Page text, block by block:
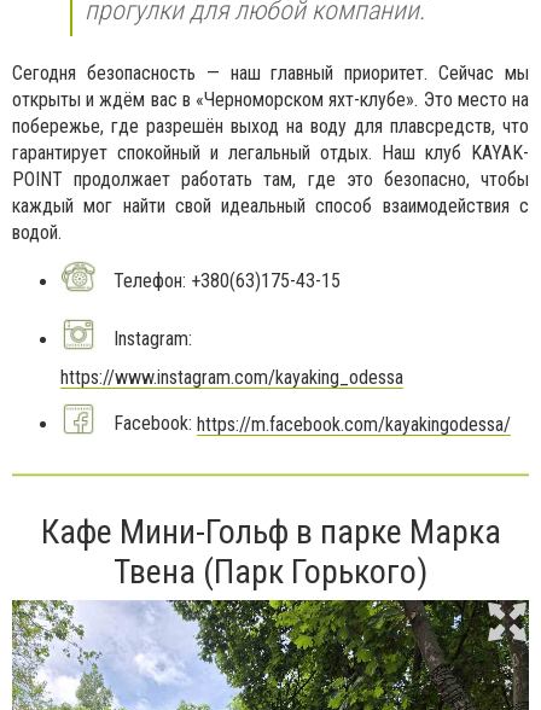
прогулки для любой компании.
Сегодня безопасность — наш главный приоритет. Сейчас мы
открыты и ждём вас в «Черноморском яхт-клубе». Это место на
побережье, где разрешён выход на воду для плавсредств, что
гарантирует спокойный и легальный отдых. Наш клуб KAYAK-
POINT продолжает работать там, где это безопасно, чтобы
каждый мог найти свой идеальный способ взаимодействия с
водой.
Телефон: +380(63)175-43-15
Instagram:
https://www.instagram.com/kayaking_odessa
Facebook: https://m.facebook.com/kayakingodessa/
Кафе Мини-Гольф в парке Марка
Твена (Парк Горького)